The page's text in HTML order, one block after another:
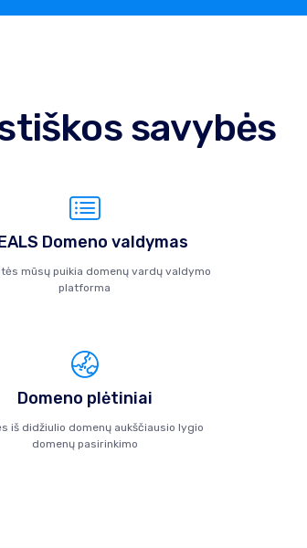
savybės
Domeno valdymas
mūsų puikia domenų vardų valdymo
platforma
Domeno plėtiniai
iš didžiulio domenų aukščiausio lygio
domenų pasirinkimo